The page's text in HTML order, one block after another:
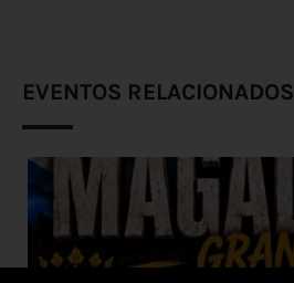
EVENTOS RELACIONADOS